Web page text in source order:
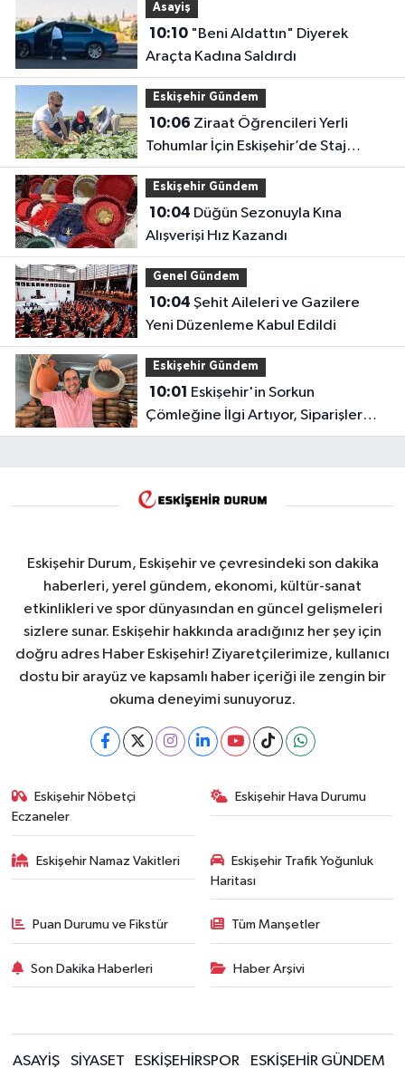
Asayiş
10:10"Beni Aldattın" Diyerek
Araçta Kadına Saldırdı
Eskişehir Gündem
10:06
Tohumlar İçin Eskişehir’de Staj
Yapıyor
Eskişehir Gündem
10:04
Alışverişi Hız Kazandı
Genel Gündem
10:04
Yeni Düzenleme Kabul Edildi
Eskişehir Gündem
10:01
Çömleğine İlgi Artıyor, Siparişler
Çoğalıyor
Eskişehir Durum, Eskişehir ve çevresindeki son dakika
haberleri, yerel gündem, ekonomi, kültür-sanat
etkinlikleri ve spor dünyasından en güncel gelişmeleri
sizlere sunar. Eskişehir hakkında aradığınız her şey için
doğru adres Haber Eskişehir! Ziyaretçilerimize, kullanıcı
dostu bir arayüz ve kapsamlı haber içeriği ile zengin bir
okuma deneyimi sunuyoruz.
Eskişehir Nöbetçi
Eczaneler
Eskişehir Hava Durumu
Eskişehir Namaz Vakitleri
Eskişehir Trafik Yoğunluk
Haritası
Puan Durumu ve Fikstür Tüm Manşetler
Son Dakika Haberleri Haber Arşivi
ASAYİŞ SİYASET ESKİŞEHİRSPOR ESKİŞEHİR GÜNDEM